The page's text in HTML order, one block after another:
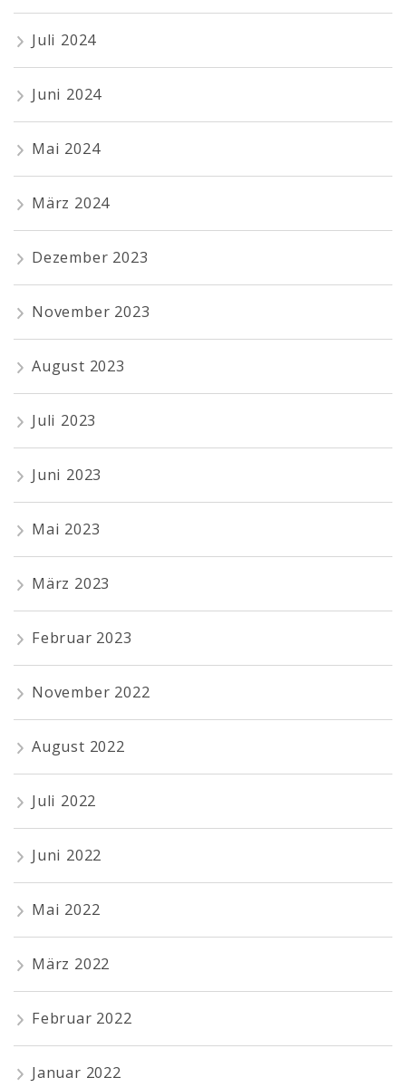
Juli 2024
Juni 2024
Mai 2024
März 2024
Dezember 2023
November 2023
August 2023
Juli 2023
Juni 2023
Mai 2023
März 2023
Februar 2023
November 2022
August 2022
Juli 2022
Juni 2022
Mai 2022
März 2022
Februar 2022
Januar 2022